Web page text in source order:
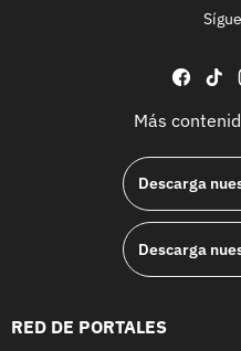
Más
Descarga
Descarga
RED DE PORTALES